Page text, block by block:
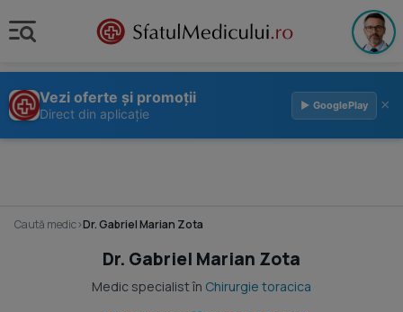
Vezi oferte și promoții
Direct din aplicație
▶ GooglePlay ×
Caută medic›Dr. Gabriel Marian Zota
Dr. Gabriel Marian Zota
Medic specialist în Chirurgie toracica